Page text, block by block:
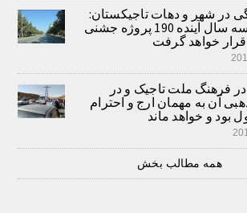
در شهر و دهات تاجیکستان:
در ناحیه دنغره در سه سال آینده 190 پروژه جشنی
قرار خواهد گرفت
در فرهنگ ملت تاجیک و در
آن به مهمان ارج و احترام
بود و خواهد ماند
همه مطالب بخش